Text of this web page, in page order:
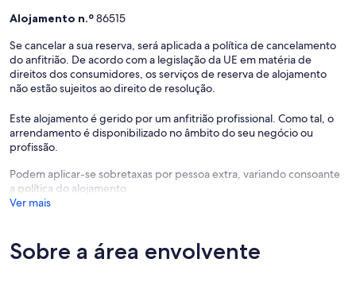
Alojamento n.º86515
Se cancelar a sua reserva, será aplicada a política de cancelamento
do anfitrião. De acordo com a legislação da UE em matéria de
direitos dos consumidores, os serviços de reserva de alojamento
não estão sujeitos ao direito de resolução.
Este alojamento é gerido por um anfitrião profissional. Como tal, o
arrendamento é disponibilizado no âmbito do seu negócio ou
profissão.
Podem aplicar-se sobretaxas por pessoa extra, variando consoante
a política do alojamento.
Ver mais
Sobre a área envolvente